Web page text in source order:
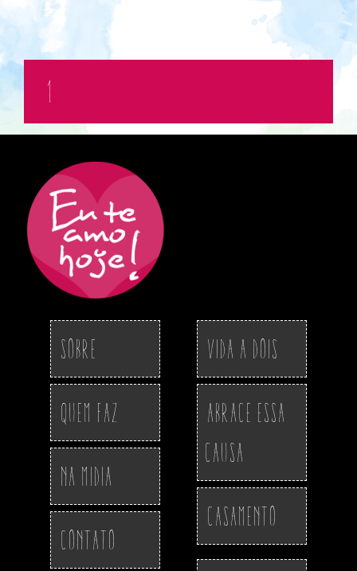
1
Sobre
Quem Faz
Na Midia
Contato
Vida a Dois
Abrace essa
Causa
Casamento